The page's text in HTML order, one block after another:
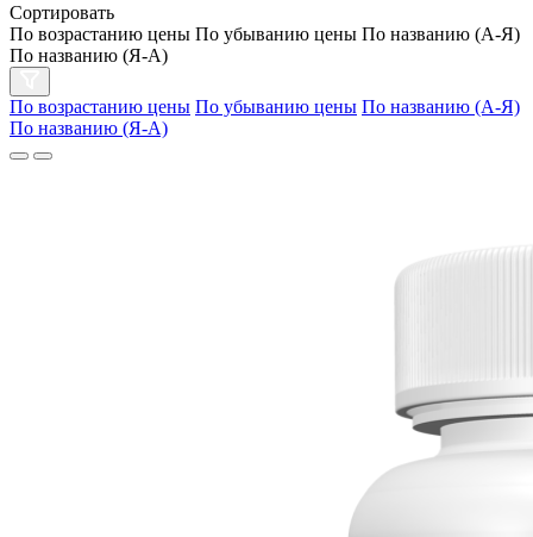
Сортировать
По возрастанию цены По убыванию цены По названию (А-Я)
По названию (Я-А)
По возрастанию цены По убыванию цены По названию (А-Я)
По названию (Я-А)